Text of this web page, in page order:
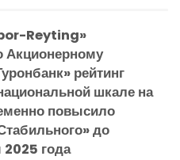
Reyting»
Акционерному
рейтинг
шкале на
повысило
до
2025 года